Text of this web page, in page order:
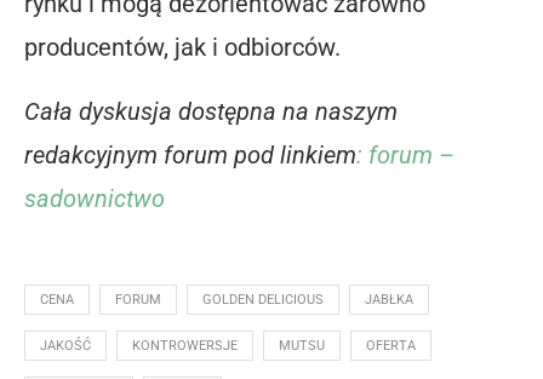
producentów, jak i odbiorców.
Cała dyskusja dostępna na naszym
redakcyjnym forum pod linkiem: forum –
sadownictwo
CENA FORUM GOLDEN DELICIOUS JABŁKA
JAKOŚĆ KONTROWERSJE MUTSU OFERTA